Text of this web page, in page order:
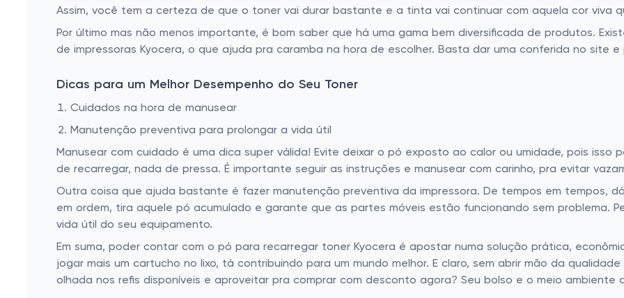
Assim, você tem a certeza de que o toner vai durar bastante e a tinta vai continuar com aquela cor viva
Por último mas não menos importante, é bom saber que há uma gama bem diversificada de produtos.
de impressoras Kyocera, o que ajuda pra caramba na hora de escolher. Basta dar uma conferida no site
Dicas para um Melhor Desempenho do Seu Toner
Cuidados na hora de manusear
Manutenção preventiva para prolongar a vida útil
Manusear com cuidado é uma dica super válida! Evite deixar o pó exposto ao calor ou umidade, pois isso
de recarregar, nada de pressa. É importante seguir as instruções e manusear com carinho, pra evitar
Outra coisa que ajuda bastante é fazer manutenção preventiva da impressora. De tempos em tempos,
em ordem, tira aquele pó acumulado e garante que as partes móveis estão funcionando sem problema.
vida útil do seu equipamento.
Em suma, poder contar com o pó para recarregar toner Kyocera é apostar numa solução prática,
jogar mais um cartucho no lixo, tá contribuindo para um mundo melhor. E claro, sem abrir mão da
olhada nos refis disponíveis e aproveitar pra comprar com desconto agora? Seu bolso e o meio ambiente